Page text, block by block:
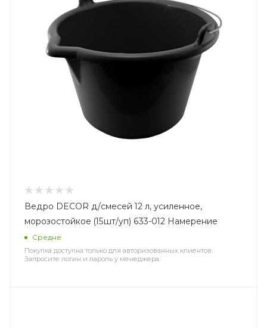
Ведро DECOR д/смесей 12 л, усиленное,
морозостойкое (15шт/уп) 633-012 Намерение
Средне
Покупка доступна только для авторизованных клиентов.
Запросите логин и пароль у менеджера.